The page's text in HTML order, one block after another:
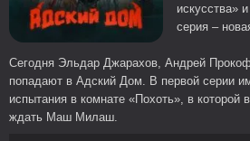
искусства»
серия –
Сегодня Эльдар Джарахов, Андрей
попадают в Адский Дом. В первой серии
испытания в комнате «Похоть», в которой
ждать Маш Милаш.